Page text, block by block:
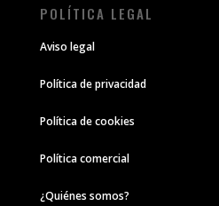
POLÍTICA LEGAL
Aviso legal
Política de privacidad
Política de cookies
Política comercial
¿Quiénes somos?